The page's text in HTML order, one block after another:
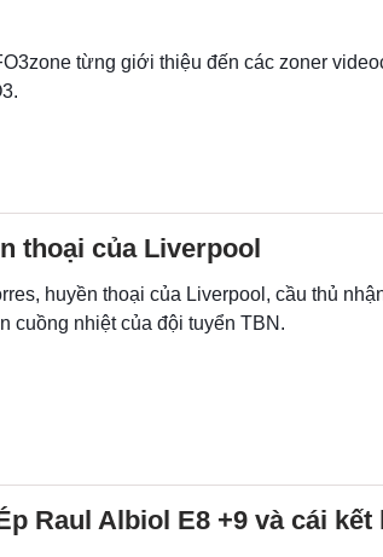
từng giới thiệu đến các zoner
thoại của Liverpool
huyền thoại của Liverpool, cầu thủ
cuồng nhiệt của đội tuyển TBN.
Raul Albiol E8 +9 và cái kết